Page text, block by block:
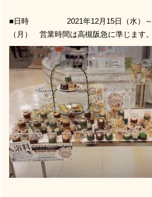
■日時 2021年12月 15日（水）～
（月） 営業時間は高槻阪急に準じます。